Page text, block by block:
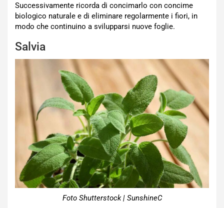
Successivamente ricorda di concimarlo con concime
biologico naturale e di eliminare regolarmente i fiori, in
modo che continuino a svilupparsi nuove foglie.
Salvia
Foto Shutterstock | SunshineC